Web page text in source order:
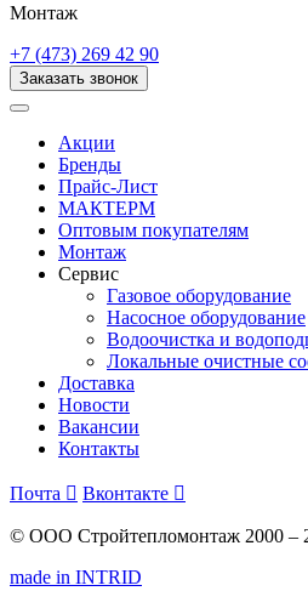
Монтаж
+7 (473) 269 42 90
Заказать звонок
Акции
Бренды
Прайс-Лист
МАКТЕРМ
Оптовым покупателям
Монтаж
Сервис
Газовое оборудование
Насосное оборудование
Водоочистка и
Локальные очистные
Доставка
Новости
Вакансии
Контакты
Почта  Вконтакте 
© ООО Стройтепломонтаж 2000 –
made in INTRID